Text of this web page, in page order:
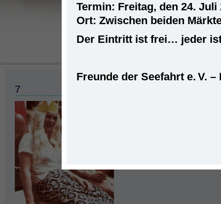
Startseite »Seeleute» Rainer
7
Termin: Freitag, den 24. Juli
Ort: Zwischen beiden
Der Eintritt ist frei… jeder
Freunde der Seefahrt e. V. –